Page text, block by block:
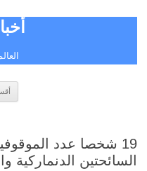
19 شخصا عدد
السائحتين الدنماركية